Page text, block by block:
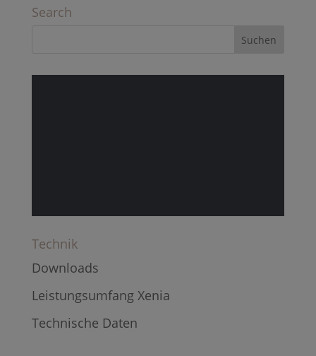
Search
Technik
Downloads
Leistungsumfang Xenia
Technische Daten